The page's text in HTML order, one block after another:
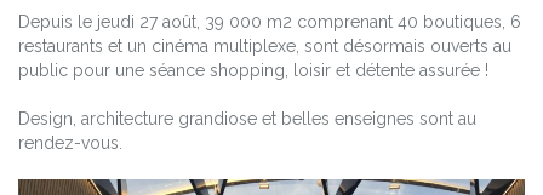
Depuis le jeudi 27 août, 39 000 m2 comprenant 40 boutiques, 6
restaurants et un cinéma multiplexe, sont désormais ouverts au
public pour une séance shopping, loisir et détente assurée !
Design, architecture grandiose et belles enseignes sont au
rendez-vous.